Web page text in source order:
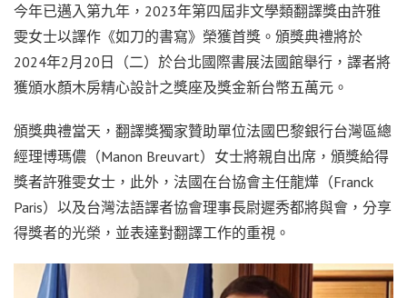
今年已邁入第九年，2023年第四屆非文學類翻譯獎由許雅
雯女士以譯作《如刀的書寫》榮獲首獎。頒獎典禮將於
2024年2月20日（二）於台北國際書展法國館舉行，譯者將
獲頒水顏木房精心設計之獎座及獎金新台幣五萬元。
頒獎典禮當天，翻譯獎獨家贊助單位法國巴黎銀行台灣區總
經理博瑪儂（Manon Breuvart）女士將親自出席，頒獎給得
獎者許雅雯女士，此外，法國在台協會主任龍燁（Franck
Paris）以及台灣法語譯者協會理事長尉遲秀都將與會，分享
得獎者的光榮，並表達對翻譯工作的重視。